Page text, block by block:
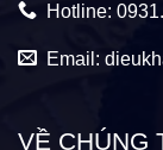
Hotline:
Email:
VỀ CHÚNG